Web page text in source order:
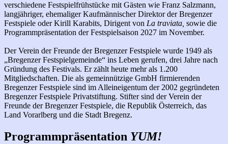
verschiedene Festspielfrühstücke mit Gästen wie Franz Salzmann,
langjähriger, ehemaliger Kaufmännischer Direktor der Bregenzer
Festspiele oder Kirill Karabits, Dirigent von La traviata, sowie die
Programmpräsentation der Festspielsaison 2027 im November.
Der Verein der Freunde der Bregenzer Festspiele wurde 1949 als
„Bregenzer Festspielgemeinde“ ins Leben gerufen, drei Jahre nach
Gründung des Festivals. Er zählt heute mehr als 1.200
Mitgliedschaften. Die als gemeinnützige GmbH firmierenden
Bregenzer Festspiele sind im Alleineigentum der 2002 gegründeten
Bregenzer Festspiele Privatstiftung. Stifter sind der Verein der
Freunde der Bregenzer Festspiele, die Republik Österreich, das
Land Vorarlberg und die Stadt Bregenz.
Programmpräsentation YUM!